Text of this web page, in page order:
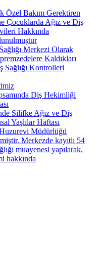
Özel Bakım Gerektiren
Çocuklarda Ağız ve Diş
Hakkında
Merkezi Olarak
Kaldıkları
Sağlığı Kontrolleri
Diş Hekimliği
Silifke Ağız ve Diş
Yaşlılar Haftası
Müdürlüğü
Merkezde kayıtlı 54
muayenesi yapılarak,
hakkında